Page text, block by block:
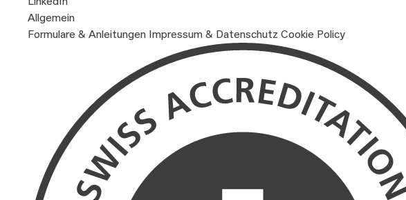
Allgemein
Formulare & Anleitungen Impressum & Datenschutz Cookie Policy